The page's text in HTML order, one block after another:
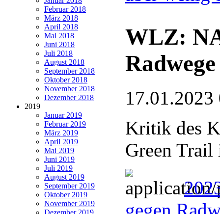
Februar 2018
März 2018
April 2018
Mai 2018
Juni 2018
Juli 2018
August 2018
September 2018
Oktober 2018
November 2018
Dezember 2018
2019
Januar 2019
Februar 2019
März 2019
April 2019
Mai 2019
Juni 2019
Juli 2019
August 2019
September 2019
Oktober 2019
November 2019
Dezember 2019
WLZ:
17.01.2023
Kritik des
Green Trail